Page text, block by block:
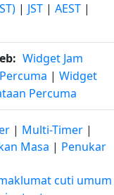
| JST | AEST |
Widget Jam
| Widget
Percuma
| Multi-Timer |
Masa | Penukar
cuti umum